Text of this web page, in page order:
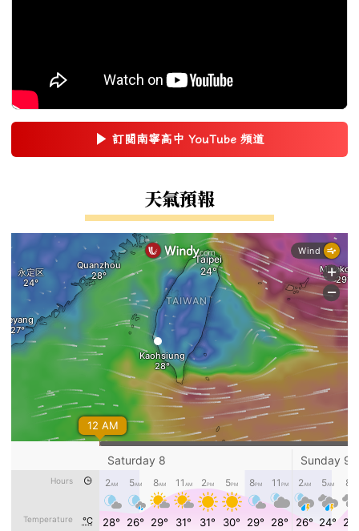
▶ 訂閱南寧高中 YouTube 頻道
(另開新視窗)
天氣預報